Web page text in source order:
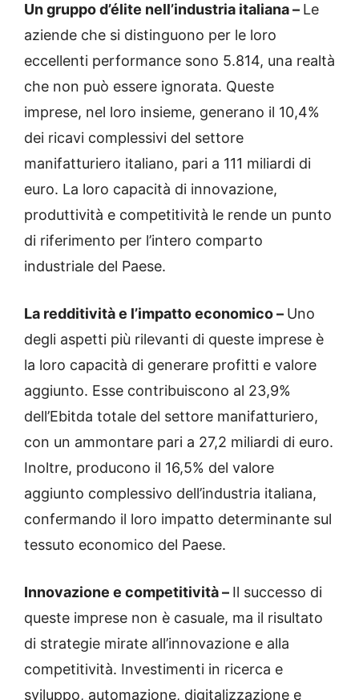
Un gruppo d’élite nell’industria italiana – Le
aziende che si distinguono per le loro
eccellenti performance sono 5.814, una realtà
che non può essere ignorata. Queste
imprese, nel loro insieme, generano il 10,4%
dei ricavi complessivi del settore
manifatturiero italiano, pari a 111 miliardi di
euro. La loro capacità di innovazione,
produttività e competitività le rende un punto
di riferimento per l’intero comparto
industriale del Paese.
La redditività e l’impatto economico – Uno
degli aspetti più rilevanti di queste imprese è
la loro capacità di generare profitti e valore
aggiunto. Esse contribuiscono al 23,9%
dell’Ebitda totale del settore manifatturiero,
con un ammontare pari a 27,2 miliardi di euro.
Inoltre, producono il 16,5% del valore
aggiunto complessivo dell’industria italiana,
confermando il loro impatto determinante sul
tessuto economico del Paese.
Innovazione e competitività – Il successo di
queste imprese non è casuale, ma il risultato
di strategie mirate all’innovazione e alla
competitività. Investimenti in ricerca e
sviluppo, automazione, digitalizzazione e